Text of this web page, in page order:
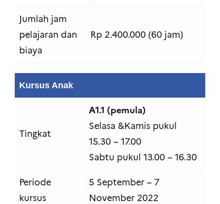
Jumlah jam
pelajaran dan
biaya
Rp 2.400.000 (60 jam)
Kursus Anak
Tingkat
A1.1 (pemula)
Selasa &Kamis pukul
15.30 – 17.00
Sabtu pukul 13.00 – 16.30
Periode
kursus
5 September – 7
November 2022